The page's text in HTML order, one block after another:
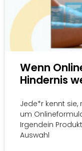
Wenn
Hindernis
Jede*r kennt sie,
um
Irgendein
Auswahl